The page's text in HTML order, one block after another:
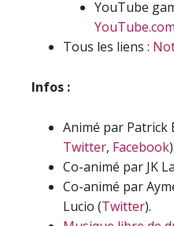
YouTube
Tous les liens :
Infos :
Animé par Patrick
Twitter, Facebook).
Co-animé par JK
Co-animé par
Lucio (Twitter).